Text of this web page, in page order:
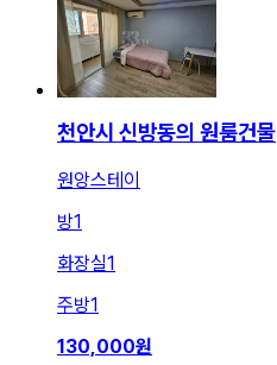
천안시 신방동의 원룸건물
원앙스테이
방1
화장실1
주방1
130,000원